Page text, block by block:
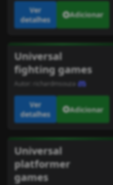
Ver
detalhes
Adicionar
Universal
fighting games
Autor: richardmsouza
Ver
detalhes
Adicionar
Universal
platformer
games